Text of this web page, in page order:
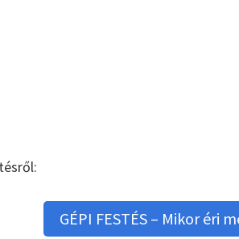
GÉPI FESTÉS – Mikor éri